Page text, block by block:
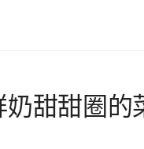
甜甜圈的